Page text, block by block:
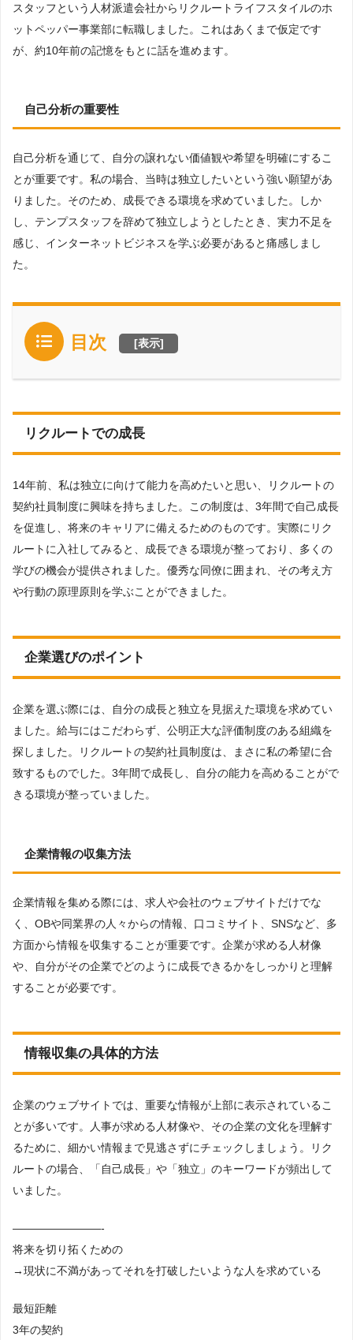
スタッフという人材派遣会社からリクルートライフスタイルのホ
ットペッパー事業部に転職しました。これはあくまで仮定です
が、約10年前の記憶をもとに話を進めます。
自己分析の重要性
自己分析を通じて、自分の譲れない価値観や希望を明確にするこ
とが重要です。私の場合、当時は独立したいという強い願望があ
りました。そのため、成長できる環境を求めていました。しか
し、テンプスタッフを辞めて独立しようとしたとき、実力不足を
感じ、インターネットビジネスを学ぶ必要があると痛感しまし
た。
目次 [表示]
リクルートでの成長
14年前、私は独立に向けて能力を高めたいと思い、リクルートの
契約社員制度に興味を持ちました。この制度は、3年間で自己成長
を促進し、将来のキャリアに備えるためのものです。実際にリク
ルートに入社してみると、成長できる環境が整っており、多くの
学びの機会が提供されました。優秀な同僚に囲まれ、その考え方
や行動の原理原則を学ぶことができました。
企業選びのポイント
企業を選ぶ際には、自分の成長と独立を見据えた環境を求めてい
ました。給与にはこだわらず、公明正大な評価制度のある組織を
探しました。リクルートの契約社員制度は、まさに私の希望に合
致するものでした。3年間で成長し、自分の能力を高めることがで
きる環境が整っていました。
企業情報の収集方法
企業情報を集める際には、求人や会社のウェブサイトだけでな
く、OBや同業界の人々からの情報、口コミサイト、SNSなど、多
方面から情報を収集することが重要です。企業が求める人材像
や、自分がその企業でどのように成長できるかをしっかりと理解
することが必要です。
情報収集の具体的方法
企業のウェブサイトでは、重要な情報が上部に表示されているこ
とが多いです。人事が求める人材像や、その企業の文化を理解す
るために、細かい情報まで見逃さずにチェックしましょう。リク
ルートの場合、「自己成長」や「独立」のキーワードが頻出して
いました。
————————-
将来を切り拓くための
→現状に不満があってそれを打破したいような人を求めている
最短距離
3年の契約